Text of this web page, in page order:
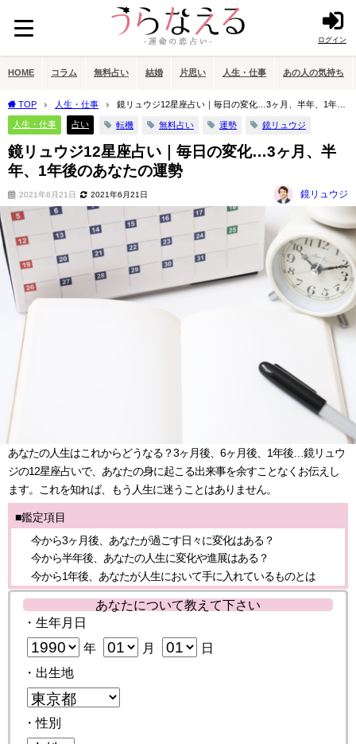
ログイン
HOME コラム 無料占い 結婚 片思い 人生・仕事 あの人の気持ち
TOP 人生・仕事
鏡リュウジ12星座占い｜毎日の変化…3ヶ月、半年、1年後
のあなたの運勢
人生・仕事 占い 転機 無料占い 運勢 鏡リュウジ
鏡リュウジ12星座占い｜毎日の変化…3ヶ月、半
年、1年後のあなたの運勢
2021年6月21日 2021年6月21日 鏡リュウジ
あなたの人生はこれからどうなる？3ヶ月後、6ヶ月後、1年後…鏡リュウ
ジの12星座占いで、あなたの身に起こる出来事を余すことなくお伝えし
ます。これを知れば、もう人生に迷うことはありません。
■鑑定項目
今から3ヶ月後、あなたが過ごす日々に変化はある？
今から半年後、あなたの人生に変化や進展はある？
今から1年後、あなたが人生において手に入れているものとは
あなたについて教えて下さい
・生年月日
年 月
日
・出生地
・性別